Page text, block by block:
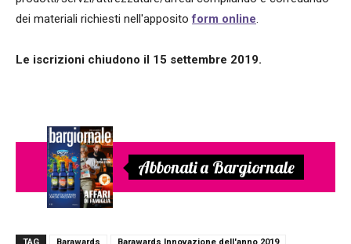
dei materiali richiesti nell'appositoform online.
Le iscrizioni chiudono il 15 settembre 2019.
Abbonati a Bargiornale